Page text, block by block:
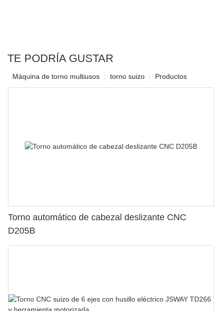
TE PODRÍA GUSTAR
Productos
torno suizo
Máquina de torno multiusos
Torno automático de cabezal deslizante CNC
D205B